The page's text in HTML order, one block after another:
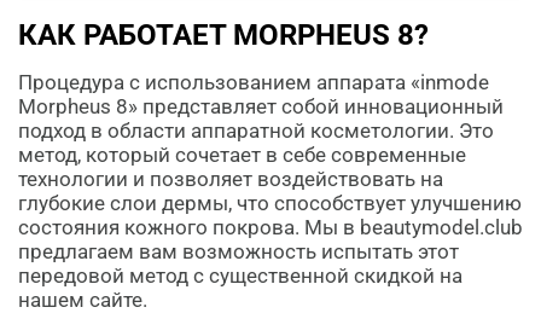
КАК РАБОТАЕТ MORPHEUS 8?
Процедура с использованием аппарата «inmode
Morpheus 8» представляет собой инновационный
подход в области аппаратной косметологии. Это
метод, который сочетает в себе современные
технологии и позволяет воздействовать на
глубокие слои дермы, что способствует улучшению
состояния кожного покрова. Мы в beautymodel.club
предлагаем вам возможность испытать этот
передовой метод с существенной скидкой на
нашем сайте.